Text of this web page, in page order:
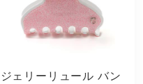
ジェリーリュール バン